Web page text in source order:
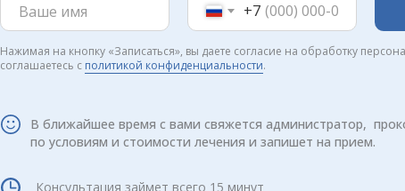
В ближайшее время с вами свяжется администратор,
по условиям и стоимости лечения и запишет на прием.
Консультация займет всего 15 минут
+7
Нажимая на кнопку «Записаться», вы даете согласие на обработку
соглашаетесь c политикой конфиденциальности.